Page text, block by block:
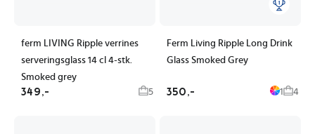
ferm LIVING Ripple verrines
serveringsglass 14 cl 4-stk.
Smoked grey
349,- 5
Ferm Living Ripple Long Drink
Glass Smoked Grey
350,- 1 4